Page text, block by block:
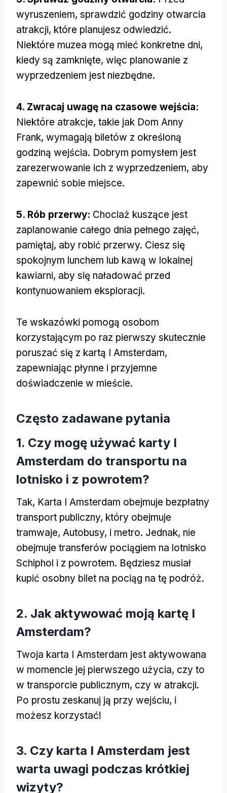
wyruszeniem, sprawdzić godziny otwarcia
atrakcji, które planujesz odwiedzić.
Niektóre muzea mogą mieć konkretne dni,
kiedy są zamknięte, więc planowanie z
wyprzedzeniem jest niezbędne.
4. Zwracaj uwagę na czasowe wejścia:
Niektóre atrakcje, takie jak Dom Anny
Frank, wymagają biletów z określoną
godziną wejścia. Dobrym pomysłem jest
zarezerwowanie ich z wyprzedzeniem, aby
zapewnić sobie miejsce.
5. Rób przerwy: Chociaż kuszące jest
zaplanowanie całego dnia pełnego zajęć,
pamiętaj, aby robić przerwy. Ciesz się
spokojnym lunchem lub kawą w lokalnej
kawiarni, aby się naładować przed
kontynuowaniem eksploracji.
Te wskazówki pomogą osobom
korzystającym po raz pierwszy skutecznie
poruszać się z kartą I Amsterdam,
zapewniając płynne i przyjemne
doświadczenie w mieście.
Często zadawane pytania
1. Czy mogę używać karty I
Amsterdam do transportu na
lotnisko i z powrotem?
Tak, Karta I Amsterdam obejmuje bezpłatny
transport publiczny, który obejmuje
tramwaje, Autobusy, i metro. Jednak, nie
obejmuje transferów pociągiem na lotnisko
Schiphol i z powrotem. Będziesz musiał
kupić osobny bilet na pociąg na tę podróż.
2. Jak aktywować moją kartę I
Amsterdam?
Twoja karta I Amsterdam jest aktywowana
w momencie jej pierwszego użycia, czy to
w transporcie publicznym, czy w atrakcji.
Po prostu zeskanuj ją przy wejściu, i
możesz korzystać!
3. Czy karta I Amsterdam jest
warta uwagi podczas krótkiej
wizyty?